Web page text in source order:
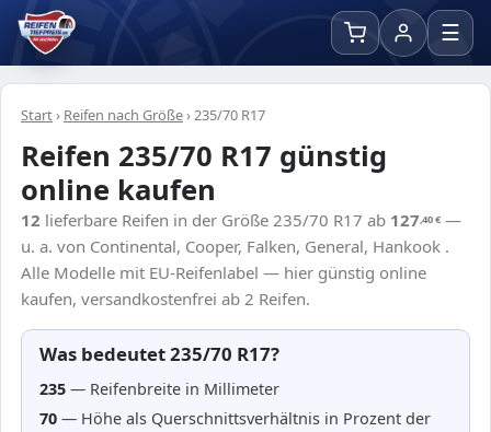
☰
Start› Reifen nach Größe›235/70 R17
Reifen 235/70 R17 günstig
online kaufen
12 lieferbare Reifen in der Größe 235/70 R17 ab 127,40€ —
u. a. von Continental, Cooper, Falken, General, Hankook .
Alle Modelle mit EU-Reifenlabel — hier günstig online
kaufen, versandkostenfrei ab 2 Reifen.
Was bedeutet 235/70 R17?
235 — Reifenbreite in Millimeter
70 — Höhe als Querschnittsverhältnis in Prozent der